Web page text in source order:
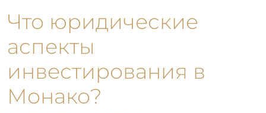
Что юридические
аспекты
инвестирования в
Монако?